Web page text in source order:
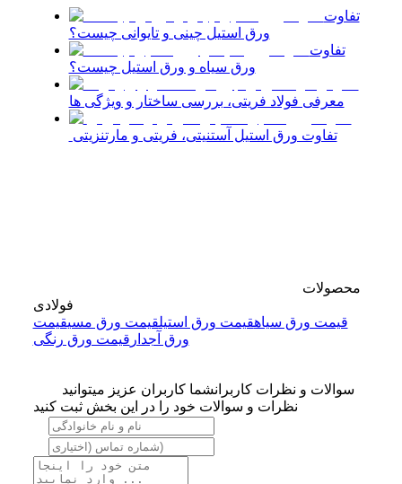
تفاوت
ورق استیل چینی و تایوانی چیست؟
تفاوت
ورق سیاه و ورق استیل چیست؟
معرفی فولاد فریتی، بررسی ساختار و ویژگی ها
تفاوت ورق استیل آستنیتی، فریتی و مارتنزیتی
محصولات
فولادی
قیمت ورق سیاهقیمت ورق استیلقیمت ورق مسیقیمت
ورق آجدار قیمت ورق رنگی
سوالات و نظرات کاربرانشما کاربران عزیز میتوانید
نظرات و سوالات خود را در این بخش ثبت کنید